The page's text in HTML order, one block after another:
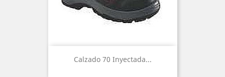
Calzado 70 Inyectada...